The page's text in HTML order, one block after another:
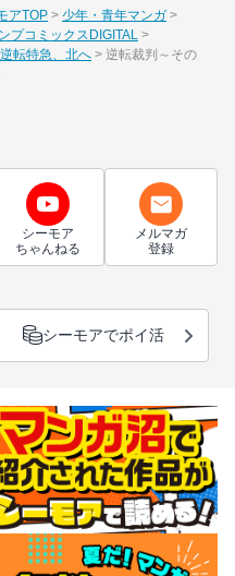
アTOP
少年・青年マンガ
プコミックスDIGITAL
転特急、北へ
逆転裁判～その
シーモア
ちゃんねる
メルマガ
登録
シーモアでポイ活